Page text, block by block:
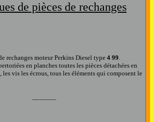
de pièces de rechanges
rechanges moteur Perkins Diesel type 4 99.
en planches toutes les pièces détachées en
les vis les écrous, tous les éléments qui composent le